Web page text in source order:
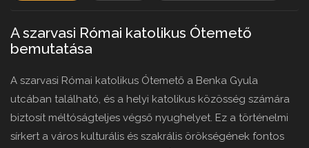
A szarvasi Római katolikus Ótemető
bemutatása
A szarvasi Római katolikus Ótemető a Benka Gyula
utcában található, és a helyi katolikus közösség számára
biztosít méltóságteljes végső nyughelyet. Ez a történelmi
sírkert a város kulturális és szakrális örökségének fontos